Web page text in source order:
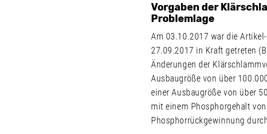
Vorgaben der
Problemlage
Am 03.10.2017 war die
27.09.2017 in Kraft getreten
Änderungen der
Ausbaugröße von über
einer Ausbaugröße von über
mit einem Phosphorgehalt
Phosphorrückgewinnung